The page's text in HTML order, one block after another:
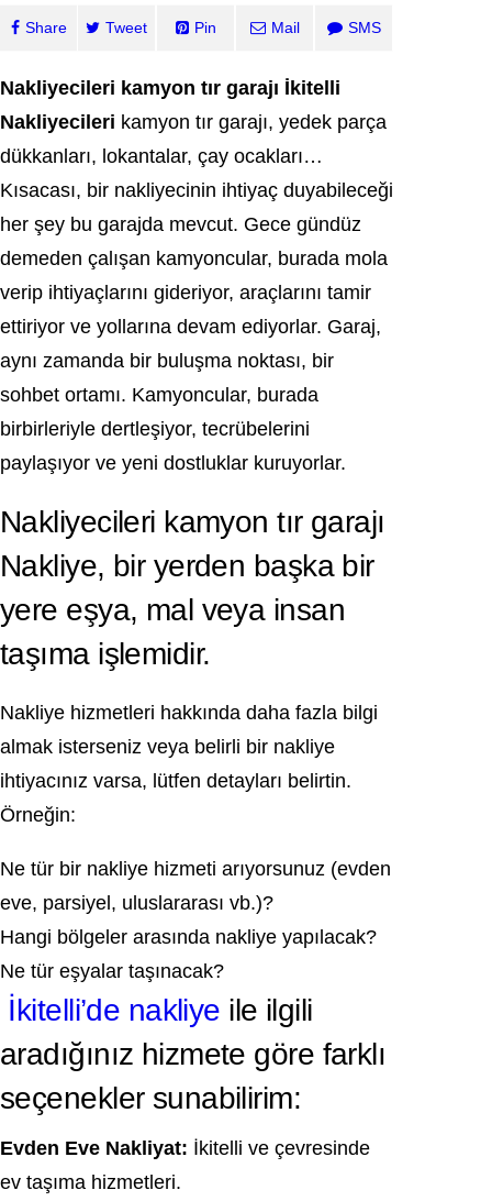
Share Tweet Pin Mail SMS
Nakliyecileri kamyon tır garajı İkitelli
Nakliyecileri kamyon tır garajı, yedek parça
dükkanları, lokantalar, çay ocakları…
Kısacası, bir nakliyecinin ihtiyaç duyabileceği
her şey bu garajda mevcut. Gece gündüz
demeden çalışan kamyoncular, burada mola
verip ihtiyaçlarını gideriyor, araçlarını tamir
ettiriyor ve yollarına devam ediyorlar. Garaj,
aynı zamanda bir buluşma noktası, bir
sohbet ortamı. Kamyoncular, burada
birbirleriyle dertleşiyor, tecrübelerini
paylaşıyor ve yeni dostluklar kuruyorlar.
Nakliyecileri kamyon tır garajı
Nakliye, bir yerden başka bir
yere eşya, mal veya insan
taşıma işlemidir.
Nakliye hizmetleri hakkında daha fazla bilgi
almak isterseniz veya belirli bir nakliye
ihtiyacınız varsa, lütfen detayları belirtin.
Örneğin:
Ne tür bir nakliye hizmeti arıyorsunuz (evden
eve, parsiyel, uluslararası vb.)?
Hangi bölgeler arasında nakliye yapılacak?
Ne tür eşyalar taşınacak?
İkitelli’de nakliye ile ilgili
aradığınız hizmete göre farklı
seçenekler sunabilirim:
Evden Eve Nakliyat: İkitelli ve çevresinde
ev taşıma hizmetleri.